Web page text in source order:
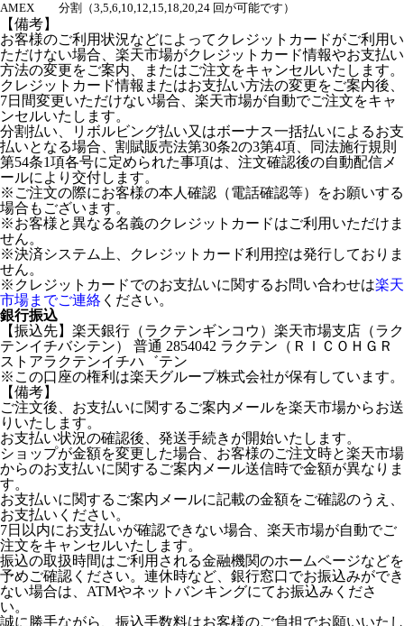
AMEX
分割（3,5,6,10,12,15,18,20,24 回が可能です）
【備考】
お客様のご利用状況などによってクレジットカードがご利用い
ただけない場合、楽天市場がクレジットカード情報やお支払い
方法の変更をご案内、またはご注文をキャンセルいたします。
クレジットカード情報またはお支払い方法の変更をご案内後、
7日間変更いただけない場合、楽天市場が自動でご注文をキャ
ンセルいたします。
分割払い、リボルビング払い又はボーナス一括払いによるお支
払いとなる場合、割賦販売法第30条2の3第4項、同法施行規則
第54条1項各号に定められた事項は、注文確認後の自動配信メ
ールにより交付します。
※ご注文の際にお客様の本人確認（電話確認等）をお願いする
場合もございます。
※お客様と異なる名義のクレジットカードはご利用いただけま
せん。
※決済システム上、クレジットカード利用控は発行しておりま
せん。
※クレジットカードでのお支払いに関するお問い合わせは楽天
市場までご連絡 ください。
銀行振込
【振込先】楽天銀行（ラクテンギンコウ）楽天市場支店（ラク
テンイチバシテン） 普通 2854042 ラクテン（ＲＩＣＯＨＧＲ
ストアラクテンイチハ゛テン
※この口座の権利は楽天グループ株式会社が保有しています。
【備考】
ご注文後、お支払いに関するご案内メールを楽天市場からお送
りいたします。
お支払い状況の確認後、発送手続きが開始いたします。
ショップが金額を変更した場合、お客様のご注文時と楽天市場
からのお支払いに関するご案内メール送信時で金額が異なりま
す。
お支払いに関するご案内メールに記載の金額をご確認のうえ、
お支払いください。
7日以内にお支払いが確認できない場合、楽天市場が自動でご
注文をキャンセルいたします。
振込の取扱時間はご利用される金融機関のホームページなどを
予めご確認ください。連休時など、銀行窓口でお振込みができ
ない場合は、ATMやネットバンキングにてお振込みくださ
い。
誠に勝手ながら、振込手数料はお客様のご負担でお願いいたし